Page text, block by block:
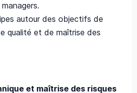
autour des objectifs de
qualité et de maîtrise des
et maîtrise des risques